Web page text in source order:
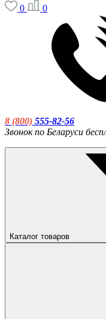
0
0
8 (800) 555-82-56
Звонок по Беларуси
Каталог товаров